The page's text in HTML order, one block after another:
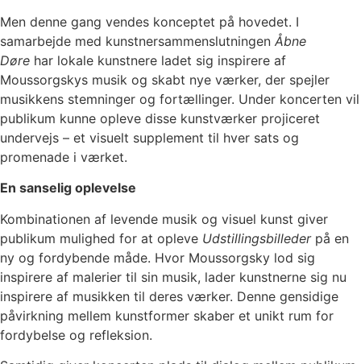
Men denne gang vendes konceptet på hovedet. I
samarbejde med kunstnersammenslutningen Åbne
Døre har lokale kunstnere ladet sig inspirere af
Moussorgskys musik og skabt nye værker, der spejler
musikkens stemninger og fortællinger. Under koncerten vil
publikum kunne opleve disse kunstværker projiceret
undervejs – et visuelt supplement til hver sats og
promenade i værket.
En sanselig oplevelse
Kombinationen af levende musik og visuel kunst giver
publikum mulighed for at opleve Udstillingsbillederpå en
ny og fordybende måde. Hvor Moussorgsky lod sig
inspirere af malerier til sin musik, lader kunstnerne sig nu
inspirere af musikken til deres værker. Denne gensidige
påvirkning mellem kunstformer skaber et unikt rum for
fordybelse og refleksion.